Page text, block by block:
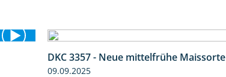
DKC 3357 - Neue mittelfrühe Maissorte
09.09.2025